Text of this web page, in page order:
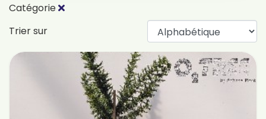
Catégorie
Trier sur